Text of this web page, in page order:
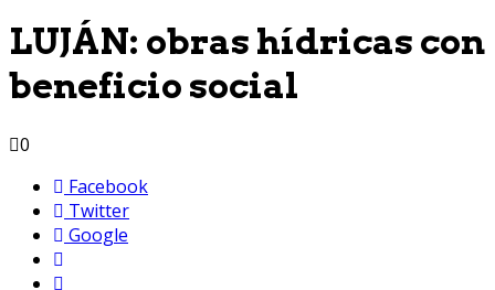
LUJÁN: obras hídricas con
beneficio social
0
Facebook
Twitter
Google